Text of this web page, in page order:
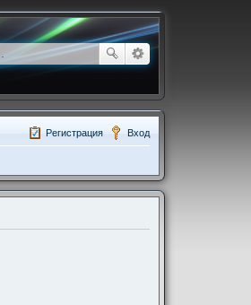
Вход
Регистрация